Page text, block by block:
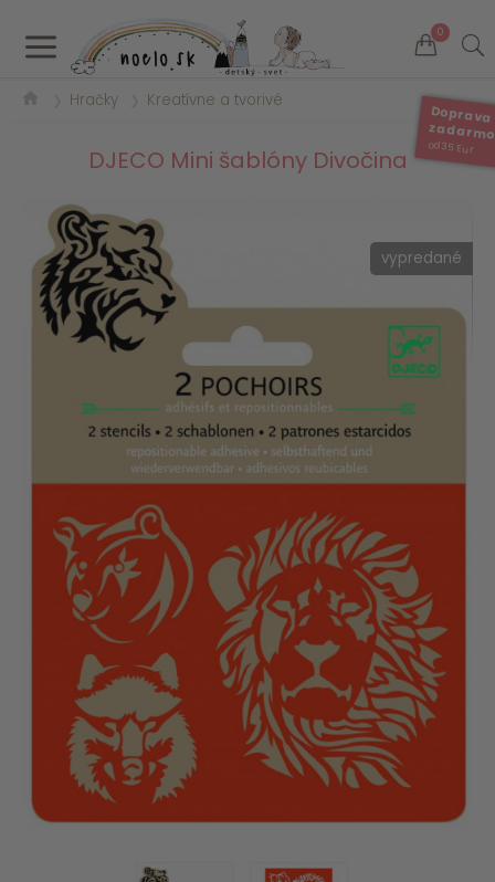
a 0
Doprava
od 35 Eur
Hračky Kreatívne a tvorivé
DJECO Mini šablóny Divočina
vypredané